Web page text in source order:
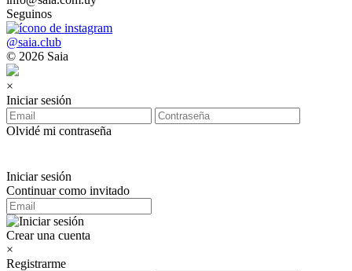
Seguinos
@saia.club
© 2026 Saia
×
Iniciar sesión
Olvidé mi contraseña
Iniciar sesión
Continuar como invitado
Crear una cuenta
×
Registrarme